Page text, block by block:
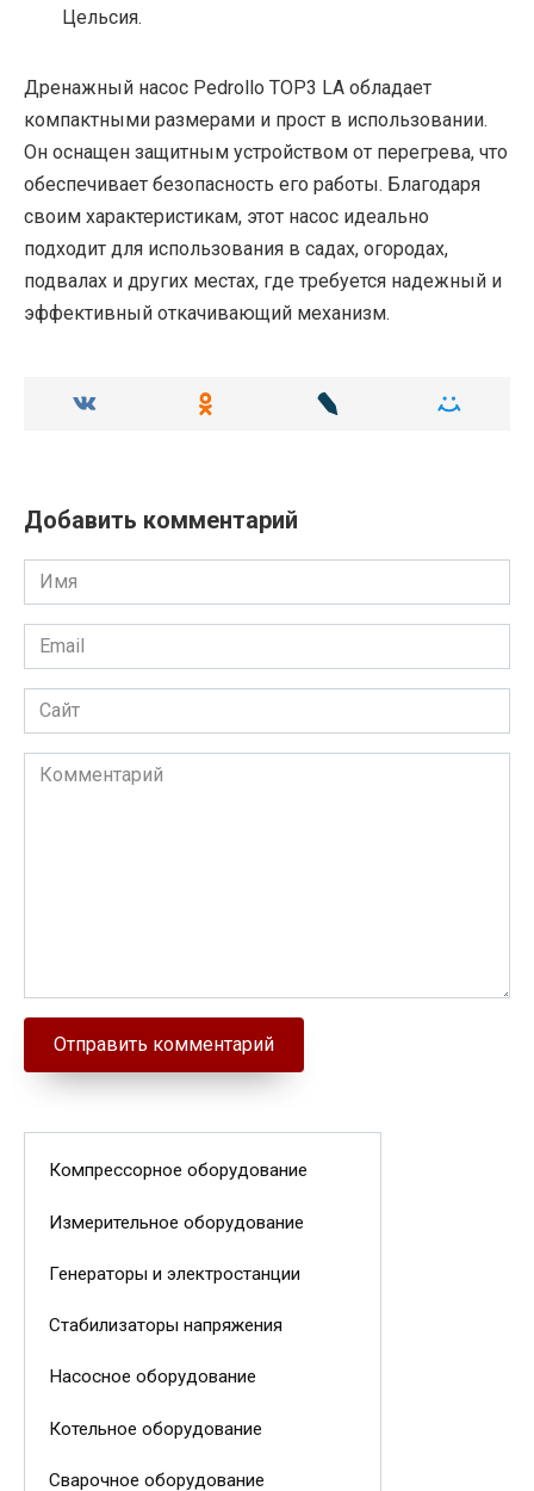
Цельсия.
Дренажный насос Pedrollo TOP3 LA обладает
компактными размерами и прост в использовании.
Он оснащен защитным устройством от перегрева, что
обеспечивает безопасность его работы. Благодаря
своим характеристикам, этот насос идеально
подходит для использования в садах, огородах,
подвалах и других местах, где требуется надежный и
эффективный откачивающий механизм.
Добавить комментарий
Имя
Email
Сайт
Комментарий
Компрессорное оборудование
Измерительное оборудование
Генераторы и электростанции
Стабилизаторы напряжения
Насосное оборудование
Котельное оборудование
Сварочное оборудование